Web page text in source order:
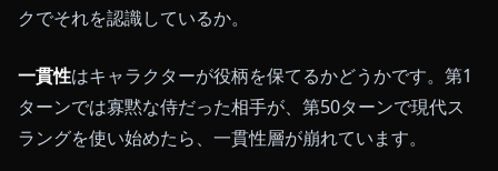
クでそれを認識しているか。
一貫性はキャラクターが役柄を保てるかどうかです。第1
ターンでは寡黙な侍だった相手が、第50ターンで現代ス
ラングを使い始めたら、一貫性層が崩れています。